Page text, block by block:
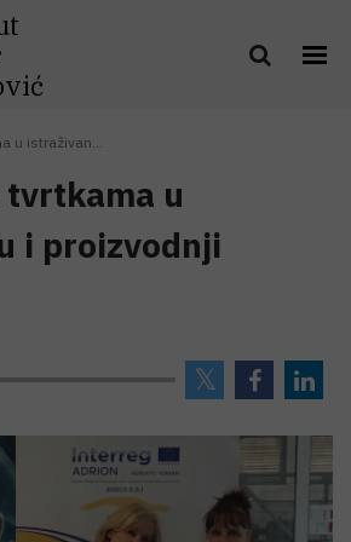
u istraživan...
tvrtkama u
i proizvodnji